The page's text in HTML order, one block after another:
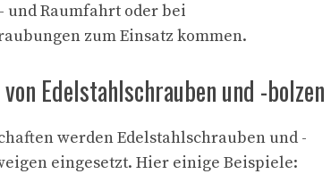
und Raumfahrt oder bei
zum Einsatz kommen.
Edelstahlschrauben und -bolzen
werden Edelstahlschrauben und -
eingesetzt. Hier einige Beispiele: